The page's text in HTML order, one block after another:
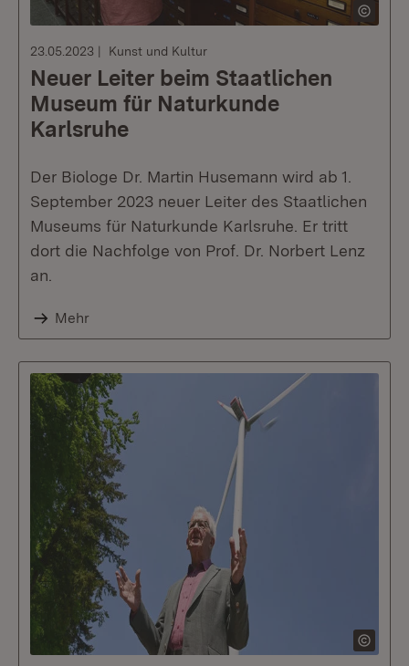
23.05.2023 Kunst und Kultur
Neuer Leiter beim Staatlichen
Museum für Naturkunde
Karlsruhe
Der Biologe Dr. Martin Husemann wird ab 1.
September 2023 neuer Leiter des Staatlichen
Museums für Naturkunde Karlsruhe. Er tritt
dort die Nachfolge von Prof. Dr. Norbert Lenz
an.
Mehr